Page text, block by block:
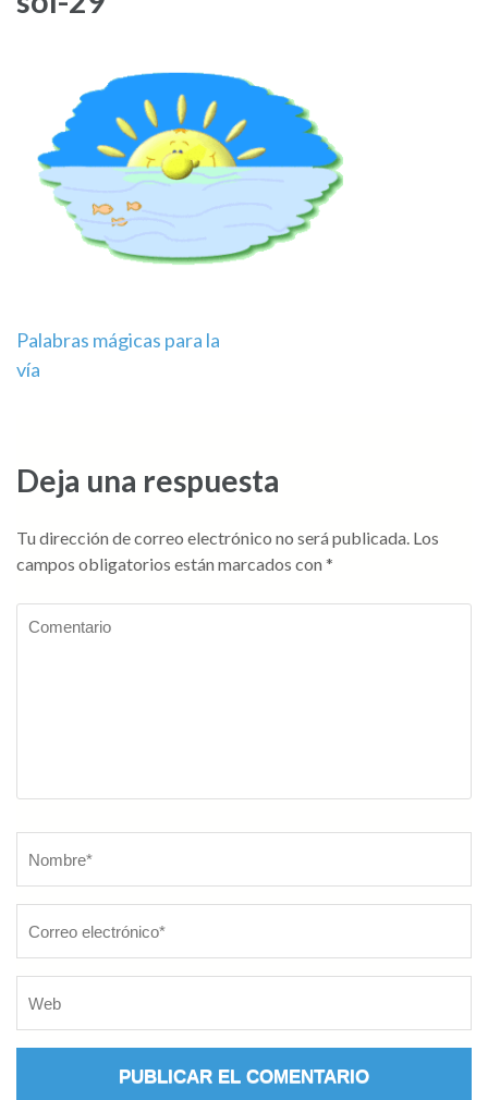
Navegación
Palabras mágicas para la
vía
Deja una respuesta
Tu dirección de correo electrónico no será publicada. Los
campos obligatorios están marcados con *